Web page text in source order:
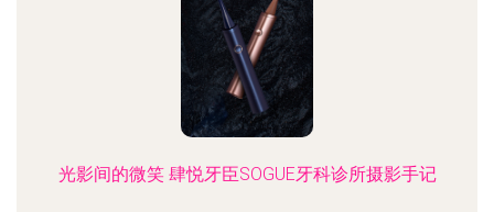
光影间的微笑 肆悦牙臣SOGUE牙科诊所摄影手记